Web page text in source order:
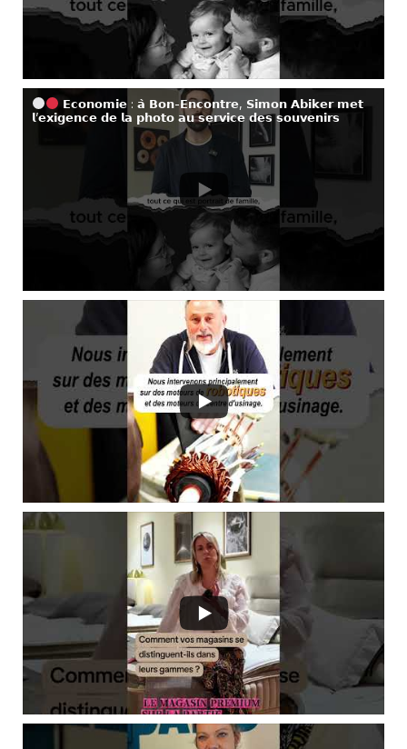
𝗘𝗰𝗼𝗻𝗼𝗺𝗶𝗲 : 𝗮̀ 𝗕𝗼𝗻-𝗘𝗻𝗰𝗼𝗻𝘁𝗿𝗲, 𝗦𝗶𝗺𝗼𝗻 𝗔𝗯𝗶𝗸𝗲𝗿 𝗺𝗲𝘁
𝗹’𝗲𝘅𝗶𝗴𝗲𝗻𝗰𝗲 𝗱𝗲 𝗹𝗮 𝗽𝗵𝗼𝘁𝗼 𝗮𝘂 𝘀𝗲𝗿𝘃𝗶𝗰𝗲 𝗱𝗲𝘀 𝘀𝗼𝘂𝘃𝗲𝗻𝗶𝗿𝘀